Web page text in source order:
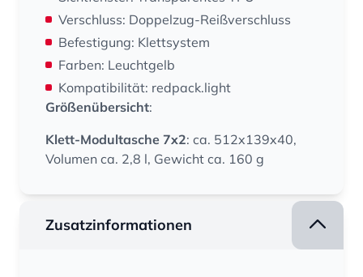
Verschluss: Doppelzug-Reißverschluss
Befestigung: Klettsystem
Farben: Leuchtgelb
Kompatibilität: redpack.light
Größenübersicht:
Klett-Modultasche 7x2: ca. 512x139x40,
Volumen ca. 2,8 l, Gewicht ca. 160 g
Zusatzinformationen